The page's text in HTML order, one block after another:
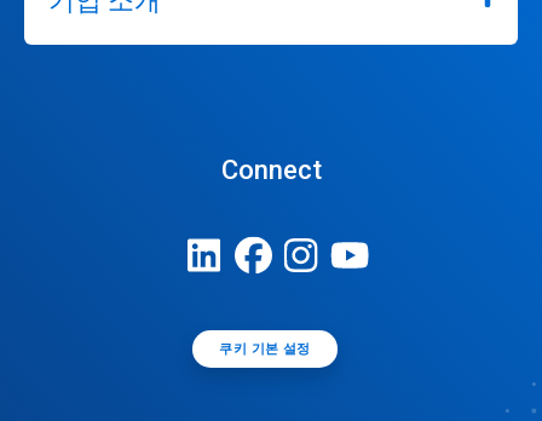
Connect
쿠키 기본 설정